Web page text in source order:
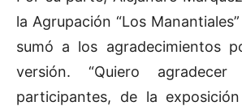
la Agrupación “Los
sumó a los agradecimientos
versión. “Quiero
participantes, de la